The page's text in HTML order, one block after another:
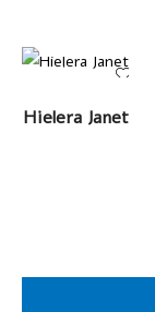
LEER MÁS
Hielera Janet